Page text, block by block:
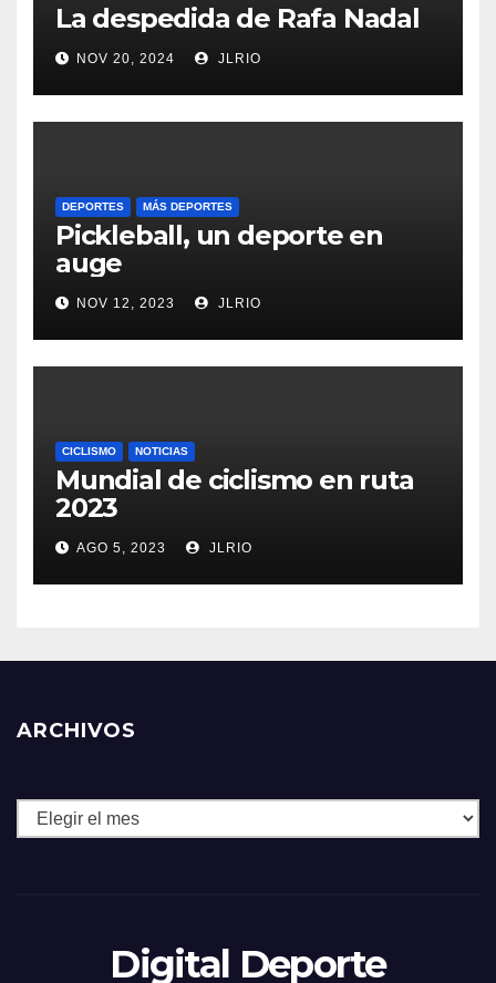
La despedida de Rafa Nadal
NOV 20, 2024 JLRIO
DEPORTES MÁS DEPORTES
Pickleball, un deporte en
auge
NOV 12, 2023 JLRIO
CICLISMO NOTICIAS
Mundial de ciclismo en ruta
2023
AGO 5, 2023 JLRIO
ARCHIVOS
Archivos
Digital Deporte